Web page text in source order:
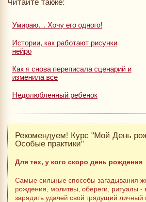
Читайте также:
Умираю… Хочу его одного!
Истории, как работают рисунки
нейро
Как я снова переписала сценарий и
изменила все
Недолюбленный ребенок
Рекомендуем! Курс "Мой День
Особые практики"
Для тех, у кого скоро день рождения
Самые сильные способы загадывания
рождения, молитвы, обереги, ритуалы -
зарядить удачей свой грядущий личный